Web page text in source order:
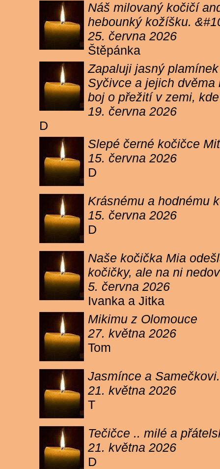
Náš milovaný kočičí
hebounký kožíšku.
25. června 2026
Štěpánka
Zapaluji jasný
Syčivce a jejich
boj o přežití v zemi,
19. června 2026
D
Slepé černé kočičce
15. června 2026
D
Krásnému a hodnému
15. června 2026
D
Naše kočička Mia
kočičky, ale na ni
5. června 2026
Ivanka a Jitka
Mikimu z Olomouce
27. května 2026
Tom
Jasmínce a
21. května 2026
T
Tečičce .. milé a
21. května 2026
D